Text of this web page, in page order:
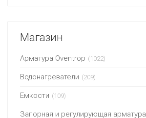
Магазин
Арматура Oventrop (1022)
Водонагреватели (209)
Емкости (109)
Запорная и регулирующая арматура